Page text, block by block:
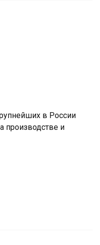
в России
производстве и